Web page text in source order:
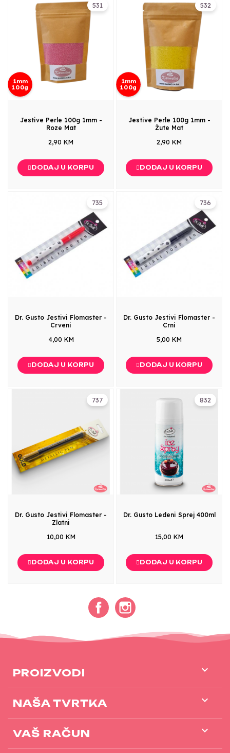
531
1mm
100g
Jestive Perle 100g 1mm -
Roze Mat
2,90 KM
DODAJ U KORPU
532
1mm
100g
Jestive Perle 100g 1mm -
Žute Mat
2,90 KM
DODAJ U KORPU
735
Dr. Gusto Jestivi Flomaster -
Crveni
4,00 KM
DODAJ U KORPU
736
Dr. Gusto Jestivi Flomaster -
Crni
5,00 KM
DODAJ U KORPU
737
Dr. Gusto Jestivi Flomaster -
Zlatni
10,00 KM
DODAJ U KORPU
832
Dr. Gusto Ledeni Sprej 400ml
15,00 KM
DODAJ U KORPU
Facebook
PROIZVODI 
NAŠA TVRTKA 
VAŠ RAČUN 